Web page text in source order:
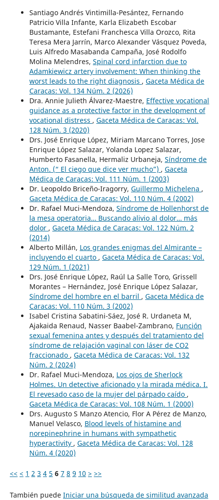
Santiago Andrés Vintimilla-Pesántez, Fernando
Patricio Villa Infante, Karla Elizabeth Escobar
Bustamante, Estefani Franchesca Villa Orozco, Rita
Teresa Mera Jarrín, Marco Alexander Vásquez Poveda,
Luis Alfredo Masabanda Campaña, José Rodolfo
Molina Melendres, Spinal cord infarction due to
Adamkiewicz artery involvement: When thinking the
worst leads to the right diagnosis , Gaceta Médica de
Caracas: Vol. 134 Núm. 2 (2026)
Dra. Annie Julieth Álvarez-Maestre, Effective vocational
guidance as a protective factor in the development of
vocational distress , Gaceta Médica de Caracas: Vol.
128 Núm. 3 (2020)
Drs. José Enrique López, Miriam Marcano Torres, Jose
Enrique López Salazar, Yolanda Lopez Salazar,
Humberto Fasanella, Hermaliz Urbaneja, Síndrome de
Anton. (“ El ciego que dice ver mucho”) , Gaceta
Médica de Caracas: Vol. 111 Núm. 1 (2003)
Dr. Leopoldo Briceño-Iragorry, Guillermo Michelena ,
Gaceta Médica de Caracas: Vol. 110 Núm. 4 (2002)
Dr. Rafael Muci-Mendoza, Síndrome de Hollenhorst de
la mesa operatoria… Buscando alivio al dolor… más
dolor , Gaceta Médica de Caracas: Vol. 122 Núm. 2
(2014)
Alberto Millán, Los grandes enigmas del Almirante –
incluyendo el cuarto , Gaceta Médica de Caracas: Vol.
129 Núm. 1 (2021)
Drs. José Enrique López, Raúl La Salle Toro, Grissell
Morantes – Hernández, José Enrique López Salazar,
Síndrome del hombre en el barril , Gaceta Médica de
Caracas: Vol. 110 Núm. 3 (2002)
Isabel Cristina Sabatini-Sáez, José R. Urdaneta M,
Ajakaida Renaud, Nasser Baabel-Zambrano, Función
sexual femenina antes y después del tratamiento del
síndrome de relajación vaginal con láser de CO2
fraccionado , Gaceta Médica de Caracas: Vol. 132
Núm. 2 (2024)
Dr. Rafael Muci-Mendoza, Los ojos de Sherlock
Holmes. Un detective aficionado y la mirada médica. I.
El revesado caso de la mujer del párpado caído ,
Gaceta Médica de Caracas: Vol. 108 Núm. 1 (2000)
Drs. Augusto S Manzo Atencio, Flor A Pérez de Manzo,
Manuel Velasco, Blood levels of histamine and
norepinephrine in humans with sympathetic
hyperactivity , Gaceta Médica de Caracas: Vol. 128
Núm. 4 (2020)
<< < 1 2 3 4 5 6 7 8 9 10 > >>
También puede Iniciar una búsqueda de similitud avanzada